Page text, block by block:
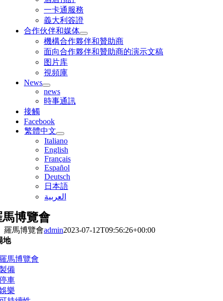
一卡通服務
義大利簽證
合作伙伴和媒体
機構合作夥伴和贊助商
面向合作夥伴和贊助商的演示文稿
图片库
視頻庫
News
news
時事通訊
接觸
Facebook
繁體中文
Italiano
English
Français
Español
Deutsch
日本語
العربية
馬博覽會
羅馬博覽會admin2023-07-12T09:56:26+00:00
地
馬博覽會
備
車
樂